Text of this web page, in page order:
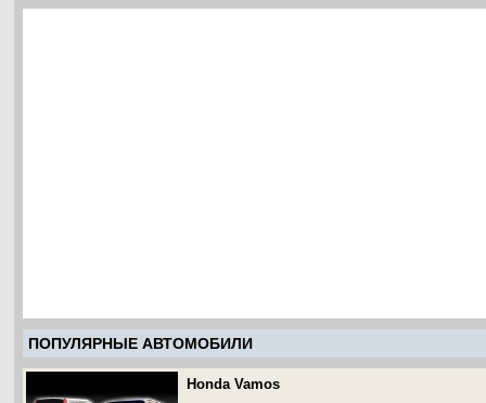
ПОПУЛЯРНЫЕ АВТОМОБИЛИ
Honda Vamos